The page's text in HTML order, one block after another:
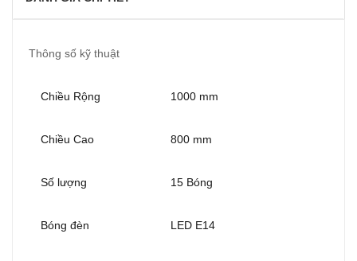
Thông số kỹ thuật
Chiều Rộng 1000 mm
Chiều Cao 800 mm
Số lượng 15 Bóng
Bóng đèn LED E14